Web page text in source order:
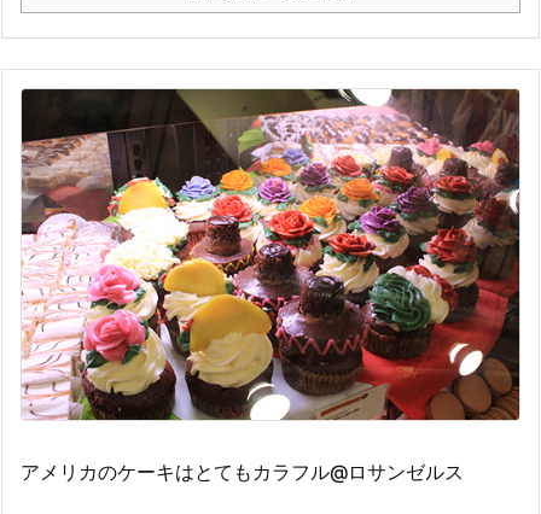
アメリカのケーキはとてもカラフル@ロサンゼルス